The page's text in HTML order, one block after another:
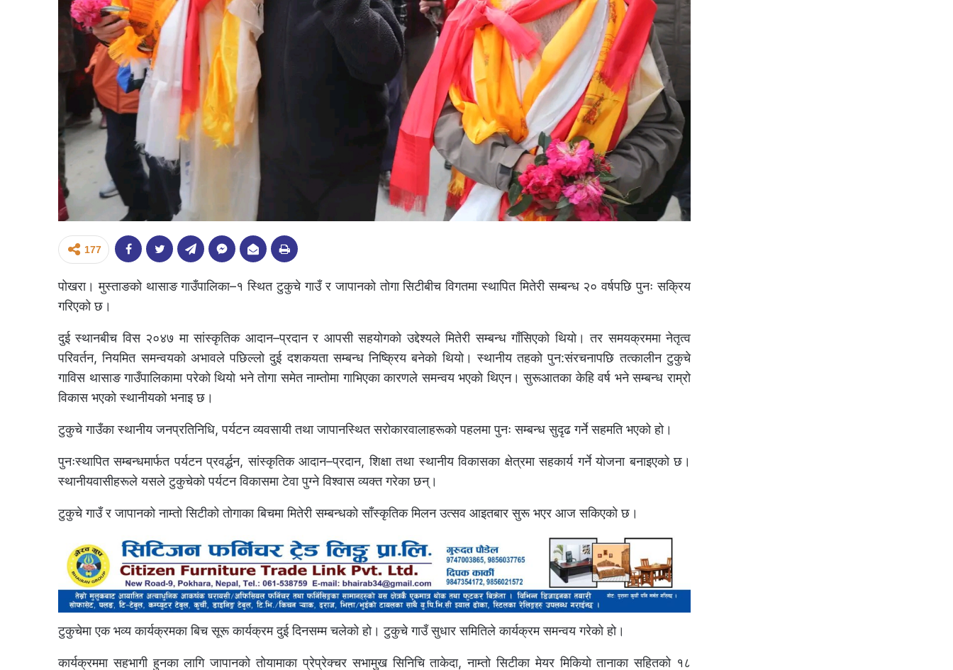
177
पोखरा। मुस्ताङको थासाङ गाउँपालिका–१ स्थित टुकुचे गाउँ र जापानको तोगा सिटीबीच विगतमा स्थापित मितेरी सम्बन्ध २० वर्षपछि पुनः सक्रिय
गरिएको छ।
दुई स्थानबीच विस २०४७ मा सांस्कृतिक आदान–प्रदान र आपसी सहयोगको उद्देश्यले मितेरी सम्बन्ध गाँसिएको थियो। तर समयक्रममा नेतृत्व
परिवर्तन, नियमित समन्वयको अभावले पछिल्लो दुई दशकयता सम्बन्ध निष्क्रिय बनेको थियो। स्थानीय तहकाे पुन:संरचनापछि तत्कालीन टुकुचे
गाविस थासाङ गाउँपालिकामा परेकाे थियाे भने ताेगा समेत नाम्ताेमा गाभिएका कारणले समन्वय भएकाे थिएन। सुरूआतका केहि वर्ष भने सम्बन्ध राम्रो
विकास भएकाे स्थानीयकाे भनाइ छ।
टुकुचे गाउँका स्थानीय जनप्रतिनिधि, पर्यटन व्यवसायी तथा जापानस्थित सरोकारवालाहरूको पहलमा पुनः सम्बन्ध सुदृढ गर्ने सहमति भएको हो।
पुनःस्थापित सम्बन्धमार्फत पर्यटन प्रवर्द्धन, सांस्कृतिक आदान–प्रदान, शिक्षा तथा स्थानीय विकासका क्षेत्रमा सहकार्य गर्ने योजना बनाइएको छ।
स्थानीयवासीहरूले यसले टुकुचेको पर्यटन विकासमा टेवा पुग्ने विश्वास व्यक्त गरेका छन्।
टुकुचे गाउँ र जापानको नाम्ताे सिटीकाे ताेगाका बिचमा मितेरी सम्बन्धकाे साँस्कृतिक मिलन उत्सव आइतबार सुरू भएर आज सकिएकाे छ।
टुकुचेमा एक भव्य कार्यक्रमका बिच सूरू कार्यक्रम दुई दिनसम्म चलेकाे हाे। टुकुचे गाउँ सुधार समितिले कार्यक्रम समन्वय गरेकाे हाे।
कार्यक्रममा सहभागी हुनका लागि जापानको ताेयामाका प्रेप्रेक्चर सभामुख सिनिचि ताकेदा, नाम्ताे सिटीका मेयर मिकियाे तानाका सहितको १८